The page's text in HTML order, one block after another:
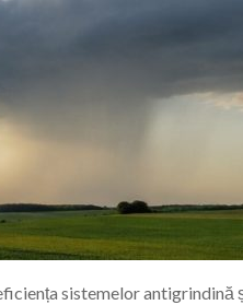
sistemelor antigrindină